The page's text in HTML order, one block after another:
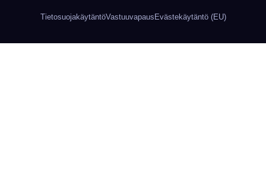
TietosuojakäytäntöVastuuvapaus Evästekäytäntö (EU)